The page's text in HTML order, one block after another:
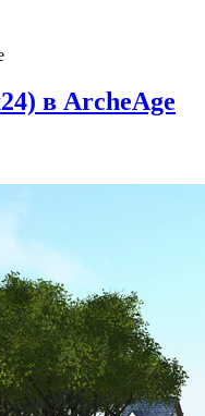
в ArcheAge